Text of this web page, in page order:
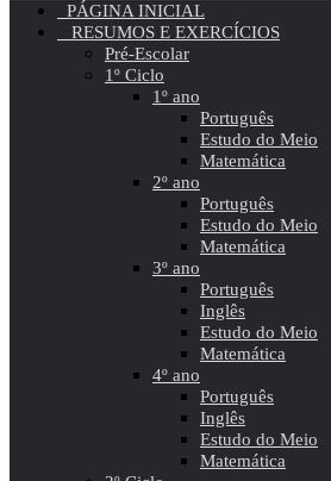
PÁGINA INICIAL
RESUMOS E EXERCÍCIOS
Pré-Escolar
1º Ciclo
1º ano
Português
Estudo do Meio
Matemática
2º ano
Português
Estudo do Meio
Matemática
3º ano
Português
Inglês
Estudo do Meio
Matemática
4º ano
Português
Inglês
Estudo do Meio
Matemática